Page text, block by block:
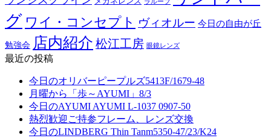
ラループ
グ ワイ・コンセプト ヴィオルー 今日の自由が丘
勉強会 店内紹介 松江工房 眼鏡レンズ
最近の投稿
今日のオリバーピープルズ5413F/1679-48
月曜から「歩～AYUMI」8/3
今日のAYUMI AYUMI L-1037 0907-50
熱烈歓迎ご持参フレーム、レンズ交換
今日のLINDBERG Thin Tanm5350-47/23/K24